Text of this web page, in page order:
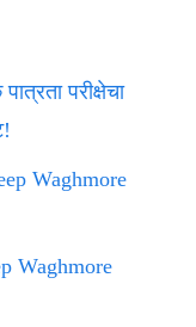
परीक्षेचा
Waghmore
Waghmore